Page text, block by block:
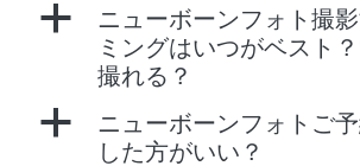
a
ニューボーンフォト撮
ミングはいつがベスト
撮れる？
a
ニューボーンフォトご
した方がいい？